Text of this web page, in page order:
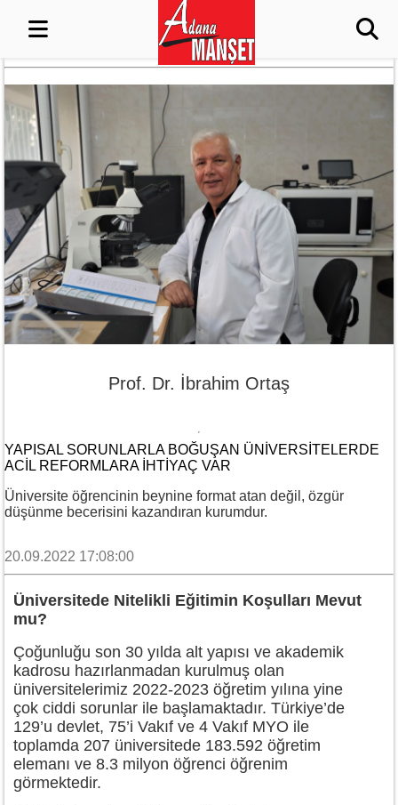
Prof. Dr. İbrahim Ortaş
YAPISAL SORUNLARLA BOĞUŞAN ÜNIVERSITELERDE
ACIL REFORMLARA İHTIYAÇ VAR
Üniversite öğrencinin beynine format atan değil, özgür
düşünme becerisini kazandıran kurumdur.
20.09.2022 17:08:00
Üniversitede Nitelikli Eğitimin Koşulları Mevut
mu?
Çoğunluğu son 30 yılda alt yapısı ve akademik
kadrosu hazırlanmadan kurulmuş olan
üniversitelerimiz 2022-2023 öğretim yılına yine
çok ciddi sorunlar ile başlamaktadır. Türkiye’de
129’u devlet, 75’i Vakıf ve 4 Vakıf MYO ile
toplamda 207 üniversitede 183.592 öğretim
elemanı ve 8.3 milyon öğrenci öğrenim
görmektedir.